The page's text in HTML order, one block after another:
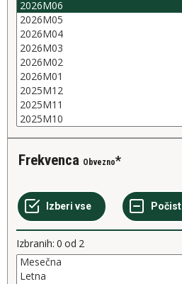
Frekvenca Obvezno
Izbranih: 0 od 2